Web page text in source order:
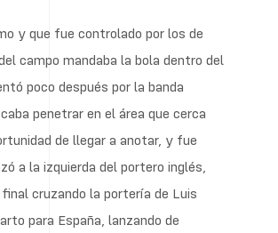
y que fue controlado por los de
campo mandaba la bola dentro del
poco después por la banda
penetrar en el área que cerca
de llegar a anotar, y fue
a la izquierda del portero inglés,
cruzando la portería de Luis
para España, lanzando de